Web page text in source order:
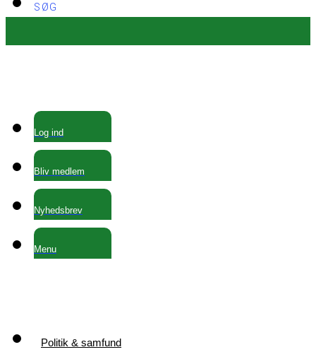
SØG
Log ind
Bliv medlem
Nyhedsbrev
Menu
Politik & samfund